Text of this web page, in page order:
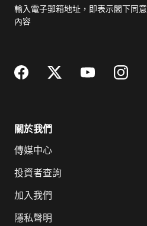
郵
輸入電子郵箱地址，即表示閣下同意
內容
關於我們
傳媒中心
投資者查詢
加入我們
隱私聲明